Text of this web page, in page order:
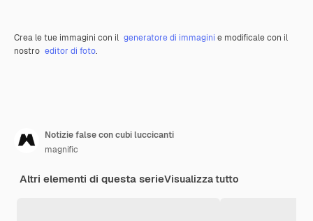
Crea le tue immagini con il generatore di immagini e modificale con il
nostro editor di foto.
Notizie false con cubi luccicanti
magnific
Altri elementi di questa serieVisualizza tutto